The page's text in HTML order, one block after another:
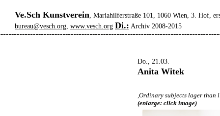
Ve.Sch Kunstverein, Mariahilferstraße 101, 1060 Wien, 3. Hof,
bureau@vesch.org, www.vesch.org Di.: Archiv 2008-2015
Do., 21.03.
Anita Witek
,Ordinary subjects lager than
(enlarge: click image)